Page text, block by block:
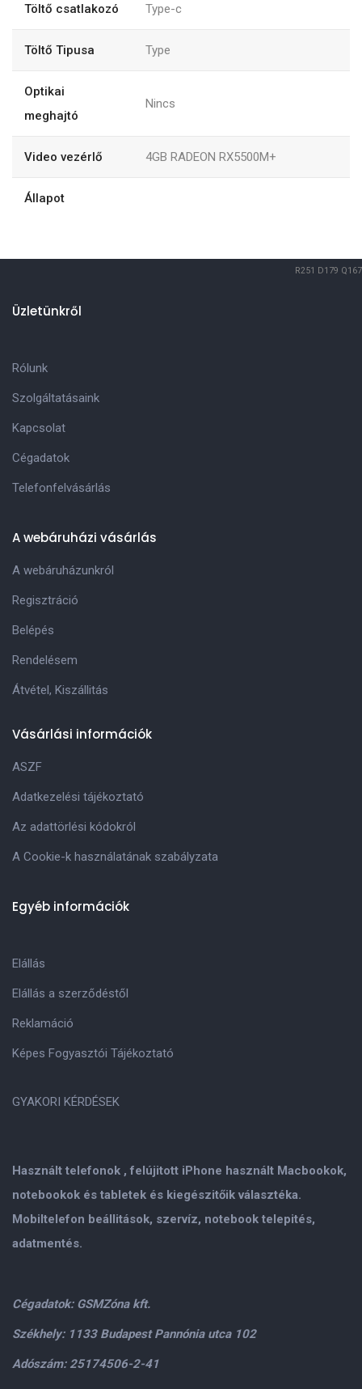
Töltő csatlakozó Type-c
Töltő Tipusa Type
Optikai
meghajtó
Nincs
Video vezérlő 4GB RADEON RX5500M+
Állapot
R251 D179 Q167
Használt telefonok , felújitott iPhone használt Macbookok,
notebookok és tabletek és kiegészitőik választéka.
Mobiltelefon beállitások, szervíz, notebook telepités,
adatmentés.
Cégadatok: GSMZóna kft.
Székhely: 1133 Budapest Pannónia utca 102
Adószám: 25174506-2-41
Üzletünkről
Rólunk
Szolgáltatásaink
Kapcsolat
Cégadatok
Telefonfelvásárlás
A webáruházi vásárlás
A webáruházunkról
Regisztráció
Belépés
Rendelésem
Átvétel, Kiszállitás
Vásárlási információk
ASZF
Adatkezelési tájékoztató
Az adattörlési kódokról
A Cookie-k használatának szabályzata
Egyéb információk
Elállás
Elállás a szerződéstől
Reklamáció
Képes Fogyasztói Tájékoztató
GYAKORI KÉRDÉSEK